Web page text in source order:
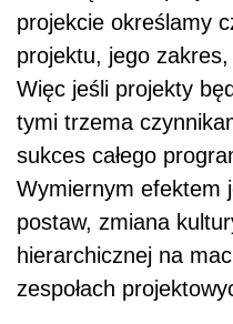
projekcie określamy
projektu, jego
Więc jeśli projekty
tymi trzema
sukces całego
Wymiernym efektem
postaw, zmiana
hierarchicznej na
zespołach